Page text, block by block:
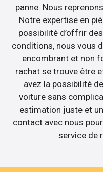
panne. Nous
Notre expertise en
possibilité d’offrir
conditions, nous vous
encombrant et non
rachat se trouve être
avez la possibilité
voiture sans
estimation juste et
contact avec nous
service de